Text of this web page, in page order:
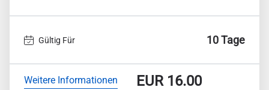
Gültig Für 10 Tage
Weitere Informationen EUR16.00